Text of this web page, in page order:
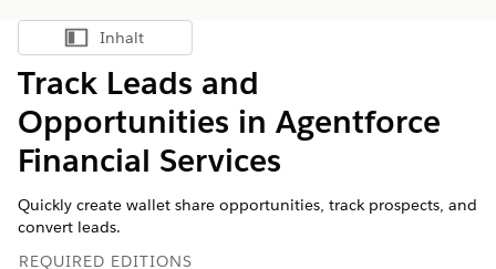
Inhalt anzeigen
Inhalt
Track Leads and
Opportunities in Agentforce
Financial Services
Quickly create wallet share opportunities, track prospects, and
convert leads.
REQUIRED EDITIONS